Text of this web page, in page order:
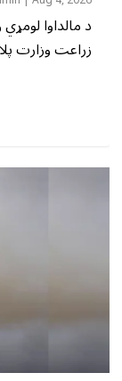
د مالداوا
زراعت وزارت